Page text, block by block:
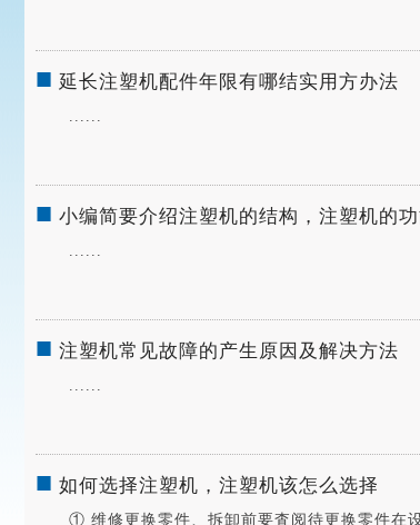
■ 延长注塑机配件年限有哪结实用方办法
■ 小编简要介绍注塑机的结构，注塑机的
■ 注塑机常见故障的产生原因及解决方法
■ 如何选择注塑机，注塑机该怎么选择
① 维修更换零件、拆卸前要査阅待更换零件在设